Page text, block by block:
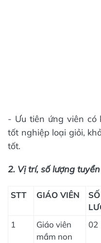
- Ưu tiên ứng viên có
tốt nghiệp loại giỏi,
tốt.
2. Vị trí, số lượng
STT GIÁO VIÊN
SỐ
1
Giáo viên
mầm non
02